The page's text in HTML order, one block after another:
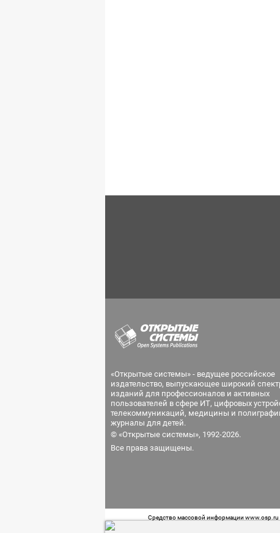
«Открытые системы» - ведущее российское
издательство, выпускающее широкий
изданий для профессионалов и активных
пользователей в сфере ИТ, цифровых
телекоммуникаций, медицины и
журналы для детей.
© «Открытые системы», 1992-2026.
Все права защищены.
Средство массовой информации www.osp.ru